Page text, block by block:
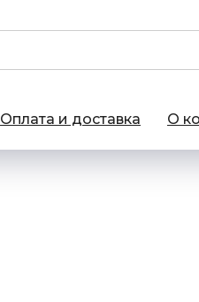
Оплата и доставка О